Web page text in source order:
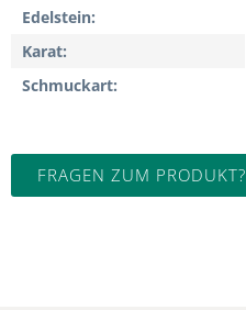
Edelstein
Karat
Schmuckart
FRAGEN ZUM PRODUKT?